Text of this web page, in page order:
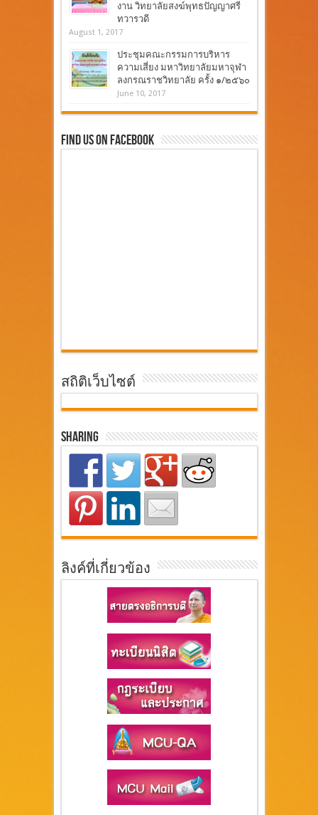
งาน วิทยาลัยสงฆ์พุทธปัญญาศรี
ทวารวดี
August 1, 2017
ประชุมคณะกรรมการบริหาร
ความเสี่ยง มหาวิทยาลัยมหาจุฬา
ลงกรณราชวิทยาลัย ครั้ง ๑/๒๕๖๐
June 10, 2017
Find Us On Facebook
สถิติเว็บไซต์
Sharing
ลิงค์ที่เกี่ยวข้อง